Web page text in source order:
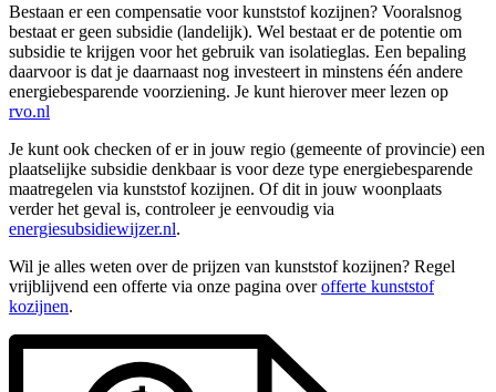
Bestaan er een compensatie voor kunststof kozijnen? Vooralsnog
bestaat er geen subsidie (landelijk). Wel bestaat er de potentie om
subsidie te krijgen voor het gebruik van isolatieglas. Een bepaling
daarvoor is dat je daarnaast nog investeert in minstens één andere
energiebesparende voorziening. Je kunt hierover meer lezen op
rvo.nl
Je kunt ook checken of er in jouw regio (gemeente of provincie) een
plaatselijke subsidie denkbaar is voor deze type energiebesparende
maatregelen via kunststof kozijnen. Of dit in jouw woonplaats
verder het geval is, controleer je eenvoudig via
energiesubsidiewijzer.nl.
Wil je alles weten over de prijzen van kunststof kozijnen? Regel
vrijblijvend een offerte via onze pagina overofferte kunststof
kozijnen.